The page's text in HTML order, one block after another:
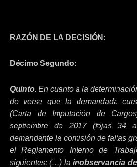
RAZÓN DE LA DECISIÓN:
Décimo Segundo:
Quinto. En cuanto a la
de verse que la demandada
(Carta de Imputación de
septiembre de 2017 (fojas 34
demandante la comisión de faltas
el Reglamento Interno de
siguientes: (…) lainobservancia